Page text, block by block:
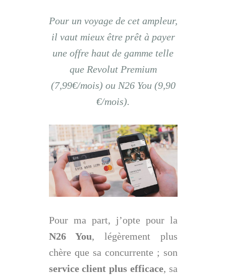
Pour un voyage de cet ampleur,
il vaut mieux être prêt à payer
une offre haut de gamme telle
que Revolut Premium
(7,99€/mois) ou N26 You (9,90
€/mois).
Pour ma part, j’opte pour la
N26 You, légèrement plus
chère que sa concurrente ; son
service client plus efficace, sa